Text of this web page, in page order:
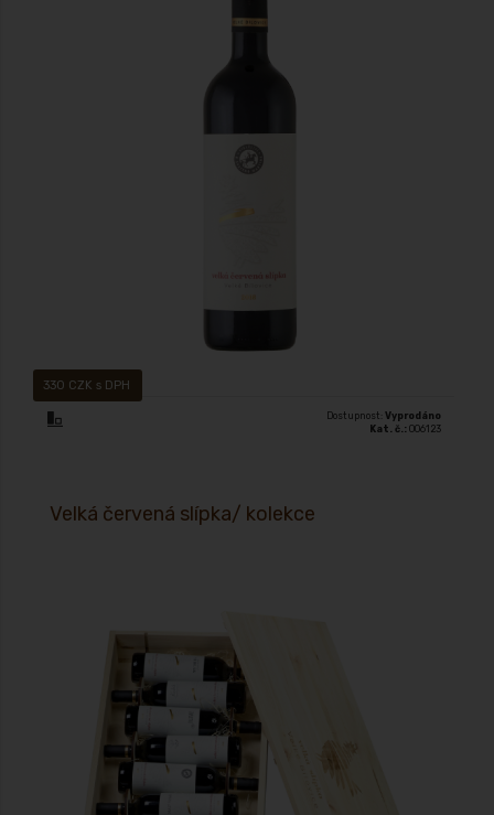
330 CZK s DPH
odrůd Frankovka 70% a Rul. modré 30%, zrálo ve francouzských
Dostupnost:Vyprodáno
Kat. č.: 006123
Velká červená slípka/ kolekce
Moravské zemské víno – MZV, suché 2018 Speciální edice, s láskou